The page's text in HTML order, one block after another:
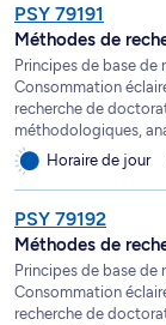
PSY 79191
Méthodes de
Principes de base de
Consommation
recherche de
méthodologiques,
Horaire de jour
PSY 79192
Méthodes de
Principes de base de
Consommation
recherche de